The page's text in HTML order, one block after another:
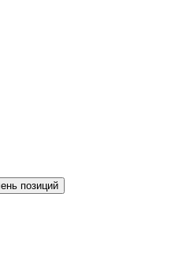
позиций